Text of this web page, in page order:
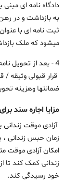
دادگاه نامه ای
به بازداشت و در
ثبت نامه ای با
میشود که ملک
4 - بعد از تحویل
قرار قبولی وثیقه /
ضمانتها وهزینه
مزایا اجاره سند
آزادی موقت
زمان حبس زندانی ،
امکان آزادی موقت
زندانی کمک کند تا
خود رسیدگی کند.